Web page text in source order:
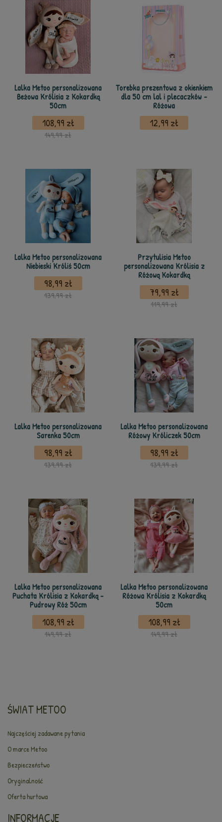
Lalka Metoo personalizowana
Beżowa Królisia z Kokardką
50cm
108,99 zł
149,99 zł
Torebka prezentowa z okienkiem
dla 50 cm lal i plecaczków -
Różowa
12,99 zł
Lalka Metoo personalizowana
Niebieski Króliś 50cm
98,99 zł
139,99 zł
Przytulisia Metoo
personalizowana Królisia z
Różową Kokardką
79,99 zł
119,99 zł
Lalka Metoo personalizowana
Sarenka 50cm
98,99 zł
139,99 zł
Lalka Metoo personalizowana
Różowy Króliczek 50cm
98,99 zł
139,99 zł
Lalka Metoo personalizowana
Puchata Królisia z Kokardką -
Pudrowy Róż 50cm
108,99 zł
149,99 zł
Lalka Metoo personalizowana
Różowa Królisia z Kokardką
50cm
108,99 zł
149,99 zł
ŚWIAT METOO
Najczęściej zadawane pytania
O marce Metoo
Bezpieczeństwo
Oryginalność
Oferta hurtowa
INFORMACJE